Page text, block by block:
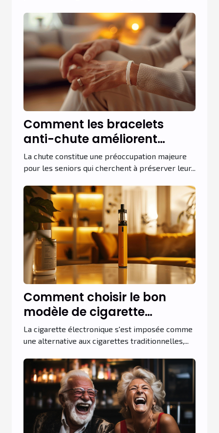
Comment les bracelets
anti-chute améliorent
l'autonomie des seniors
La chute constitue une préoccupation majeure
pour les seniors qui cherchent à préserver leur...
Comment choisir le bon
modèle de cigarette
électronique pour
débutants
La cigarette électronique s'est imposée comme
une alternative aux cigarettes traditionnelles,...